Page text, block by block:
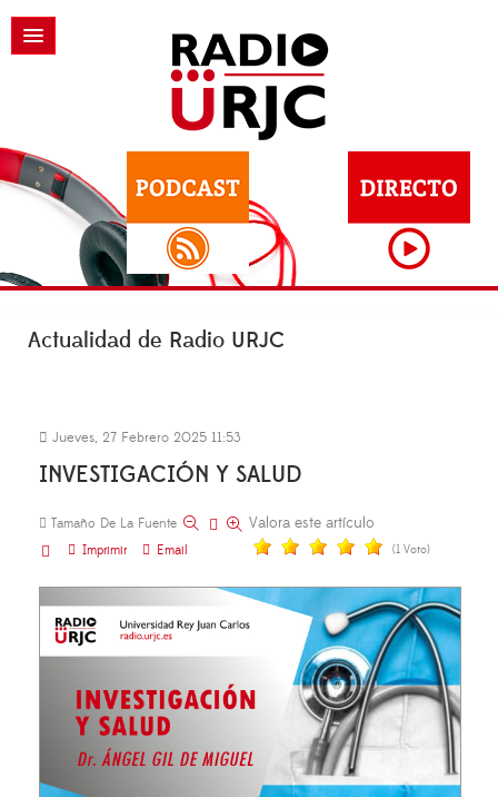
Actualidad de Radio URJC
Jueves, 27 Febrero 2025 11:53
INVESTIGACIÓN Y SALUD
Tamaño De La Fuente
Imprimir
Email
Valora este artículo
(1 Voto)